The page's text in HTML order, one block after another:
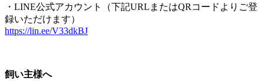
・LINE公式アカウント（下記URLまたはQRコードよりご登
録いただけます）
https://lin.ee/V33dkBJ
飼い主様へ